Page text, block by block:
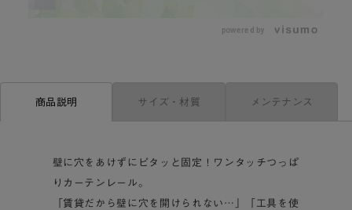
powered by
商品説明 サイズ・材質 メンテナンス
壁に穴をあけずにピタッと固定！ワンタッチつっぱ
りカーテンレール。
「賃貸だから壁に穴を開けられない…」「工具を使